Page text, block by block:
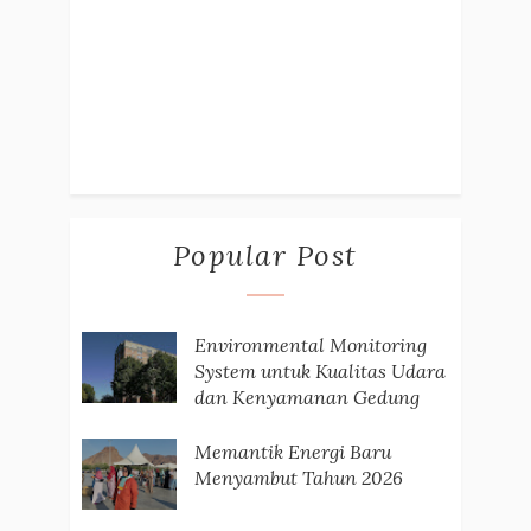
Popular Post
Environmental Monitoring
System untuk Kualitas Udara
dan Kenyamanan Gedung
Memantik Energi Baru
Menyambut Tahun 2026